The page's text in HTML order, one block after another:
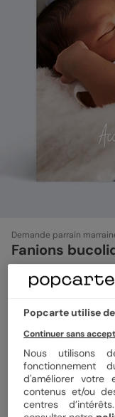
Demande parrain
Fanions
Papier
Quantité
Popcarte utilise
Continuer sans
Nous utilisons
d'améliorer votre
contenus et/ou
centres